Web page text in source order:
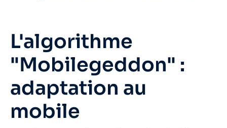
L'algorithme
"Mobilegeddon" :
adaptation au
mobile